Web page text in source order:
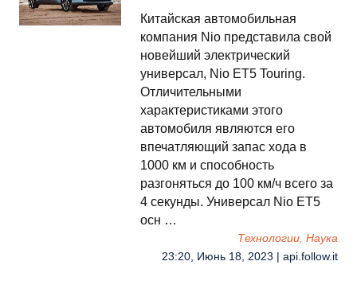
Китайская автомобильная
компания Nio представила свой
новейший электрический
универсал, Nio ET5 Touring.
Отличительными
характеристиками этого
автомобиля являются его
впечатляющий запас хода в
1000 км и способность
разгоняться до 100 км/ч всего за
4 секунды. Универсал Nio ET5
осн …
Технологии, Наука
23:20, Июнь 18, 2023 | api.follow.it